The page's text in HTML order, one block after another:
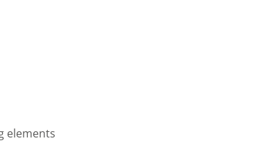
elements